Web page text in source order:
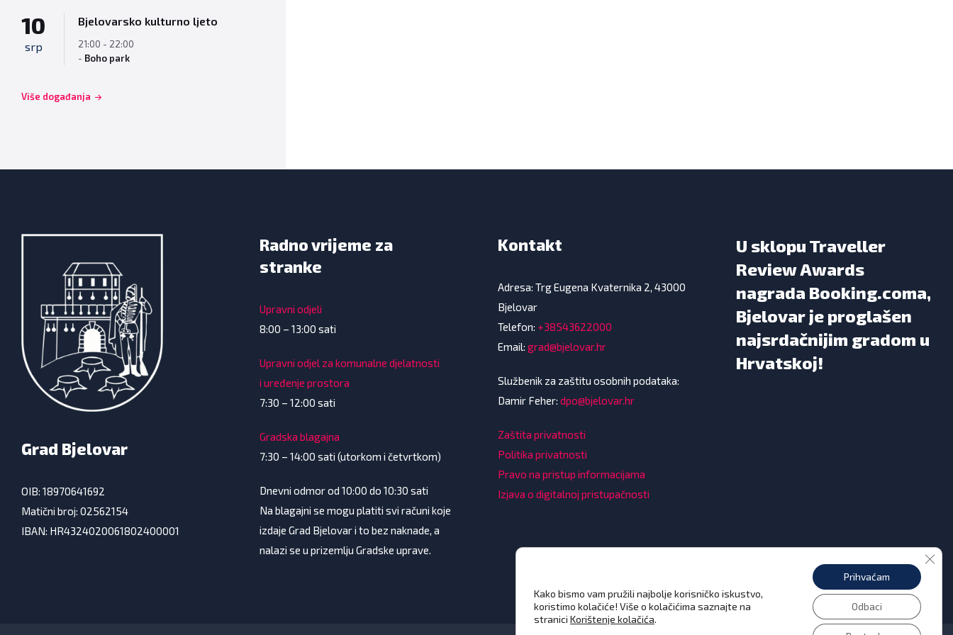
10
srp
Bjelovarsko kulturno ljeto
21:00 - 22:00
- Boho park
Više događanja
Grad Bjelovar
OIB: 18970641692
Matični broj: 02562154
IBAN: HR4324020061802400001
Radno vrijeme za
stranke
Upravni odjeli
8:00 – 13:00 sati
Upravni odjel za komunalne djelatnosti
i uređenje prostora
7:30 – 12:00 sati
Gradska blagajna
7:30 – 14:00 sati (utorkom i četvrtkom)
Dnevni odmor od 10:00 do 10:30 sati
Na blagajni se mogu platiti svi računi koje
izdaje Grad Bjelovar i to bez naknade, a
nalazi se u prizemlju Gradske uprave.
Kontakt
Adresa: Trg Eugena Kvaternika 2, 43000
Bjelovar
Telefon: +38543622000
Email: grad@bjelovar.hr
Službenik za zaštitu osobnih podataka:
Damir Feher: dpo@bjelovar.hr
Zaštita privatnosti
Politika privatnosti
Pravo na pristup informacijama
Izjava o digitalnoj pristupačnosti
U sklopu Traveller
Review Awards
nagrada Booking.coma,
Bjelovar je proglašen
najsrdačnijim gradom u
Hrvatskoj!
Kako bismo vam pružili najbolje korisničko iskustvo,
koristimo kolačiće! Više o kolačićima saznajte na
stranici Korištenje kolačića.
Prihvaćam
Odbaci